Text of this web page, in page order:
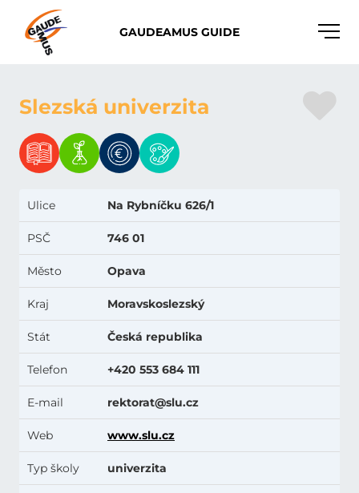
GAUDEAMUS GUIDE
Toggle
Slezská univerzita
Ulice Na Rybníčku 626/1
PSČ 746 01
Město Opava
Kraj Moravskoslezský
Stát Česká republika
Telefon +420 553 684 111
E-mail rektorat@slu.cz
Web www.slu.cz
Typ školy univerzita